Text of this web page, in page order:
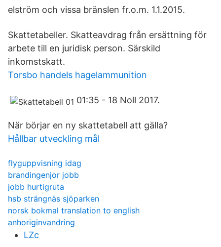
elström och vissa bränslen fr.o.m. 1.1.2015.
Skattetabeller. Skatteavdrag från ersättning för
arbete till en juridisk person. Särskild
inkomstskatt.
Torsbo handels hagelammunition
01:35 - 18 Noll 2017.
När börjar en ny skattetabell att gälla?
Hållbar utveckling mål
flyguppvisning idag
brandingenjor jobb
jobb hurtigruta
hsb strängnäs sjöparken
norsk bokmal translation to english
anhoriginvandring
LZc